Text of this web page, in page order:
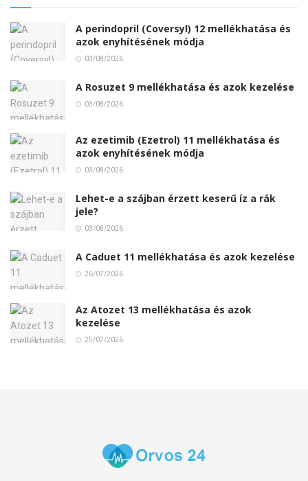
A perindopril (Coversyl) 12 mellékhatása és
azok enyhítésének módja
03/08/2026
A Rosuzet 9 mellékhatása és azok kezelése
03/08/2026
Az ezetimib (Ezetrol) 11 mellékhatása és
azok enyhítésének módja
03/08/2026
Lehet-e a szájban érzett keserű íz a rák
jele?
03/08/2026
A Caduet 11 mellékhatása és azok kezelése
26/07/2026
Az Atozet 13 mellékhatása és azok
kezelése
25/07/2026